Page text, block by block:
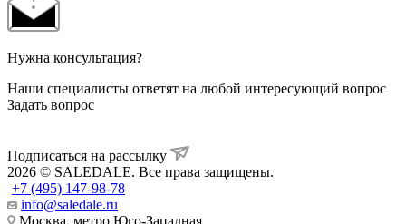
Нужна консультация?
Наши специалисты ответят на любой интересующий вопрос
Задать вопрос
Подписаться на рассылку
2026 © SALEDALE. Все права защищены.
+7 (495) 147-98-78
info@saledale.ru
Москва, метро Юго-Западная